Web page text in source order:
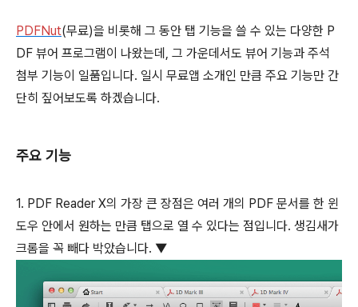
PDFNut(무료)을 비롯해 그 동안 탭 기능을 쓸 수 있는 다양한 P
DF 뷰어 프로그램이 나왔는데, 그 가운데서도 뷰어 기능과 주석
첨부 기능이 일품입니다. 일시 무료앱 소개인 만큼 주요 기능만 간
단히 짚어보도록 하겠습니다.
주요 기능
1. PDF Reader X의 가장 큰 장점은 여러 개의 PDF 문서를 한 윈
도우 안에서 원하는 만큼 탭으로 열 수 있다는 점입니다. 생김새가
크롬을 꼭 빼다 박았습니다. ▼